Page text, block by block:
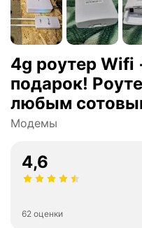
4g роутер
подарок!
любым
россии, крыма,
настроек!
Модемы
4,6
62 оценки